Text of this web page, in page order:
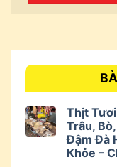
Thịt Tươi
Trâu,
Đậm Đà
Khỏe –